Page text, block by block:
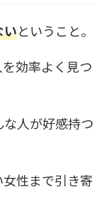
いということ。
効率よく見つ
人が好感持つ
性まで引き寄